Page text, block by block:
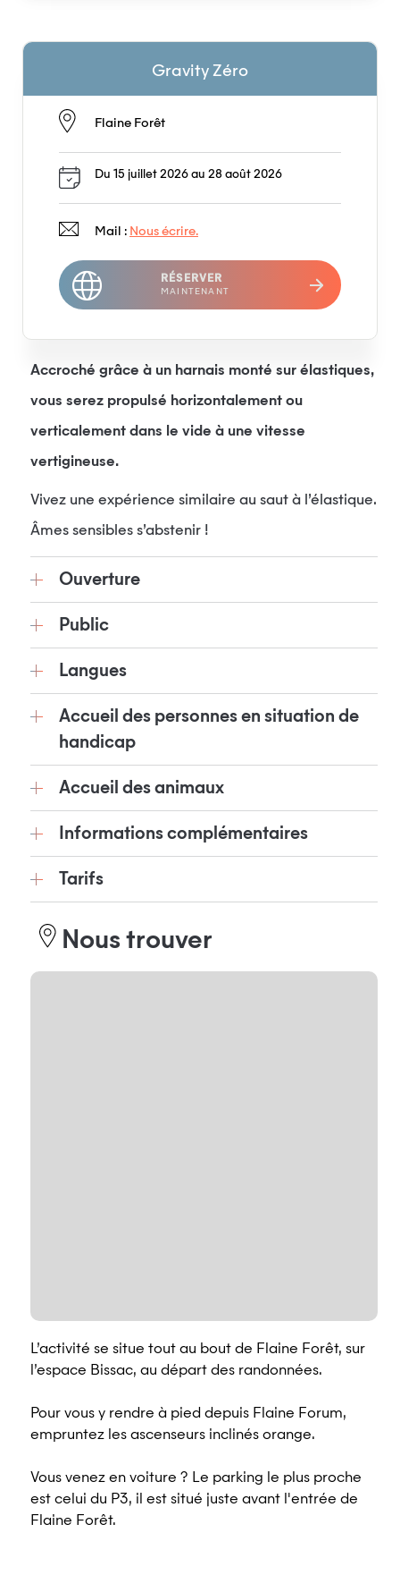
Accroché grâce à un harnais monté sur élastiques,
vous serez propulsé horizontalement ou
verticalement dans le vide à une vitesse
vertigineuse.
Vivez une expérience similaire au saut à l’élastique.
Âmes sensibles s’abstenir !
Ouverture
Public
Langues
Accueil des personnes en situation de
handicap
Accueil des animaux
Informations complémentaires
Tarifs
Nous trouver
L’activité se situe tout au bout de Flaine Forêt, sur
l’espace Bissac, au départ des randonnées.
Pour vous y rendre à pied depuis Flaine Forum,
empruntez les ascenseurs inclinés orange.
Vous venez en voiture ? Le parking le plus proche
est celui du P3, il est situé juste avant l'entrée de
Flaine Forêt.
Gravity Zéro
Flaine Forêt
Du 15 juillet 2026 au 28 août 2026
Mail : Nous écrire.
RÉSERVER
MAINTENANT